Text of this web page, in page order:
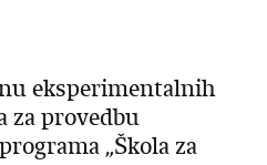
eksperimentalnih
za provedbu
„Škola za